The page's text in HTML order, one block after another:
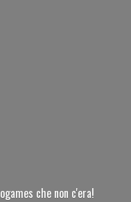
che non c'era!